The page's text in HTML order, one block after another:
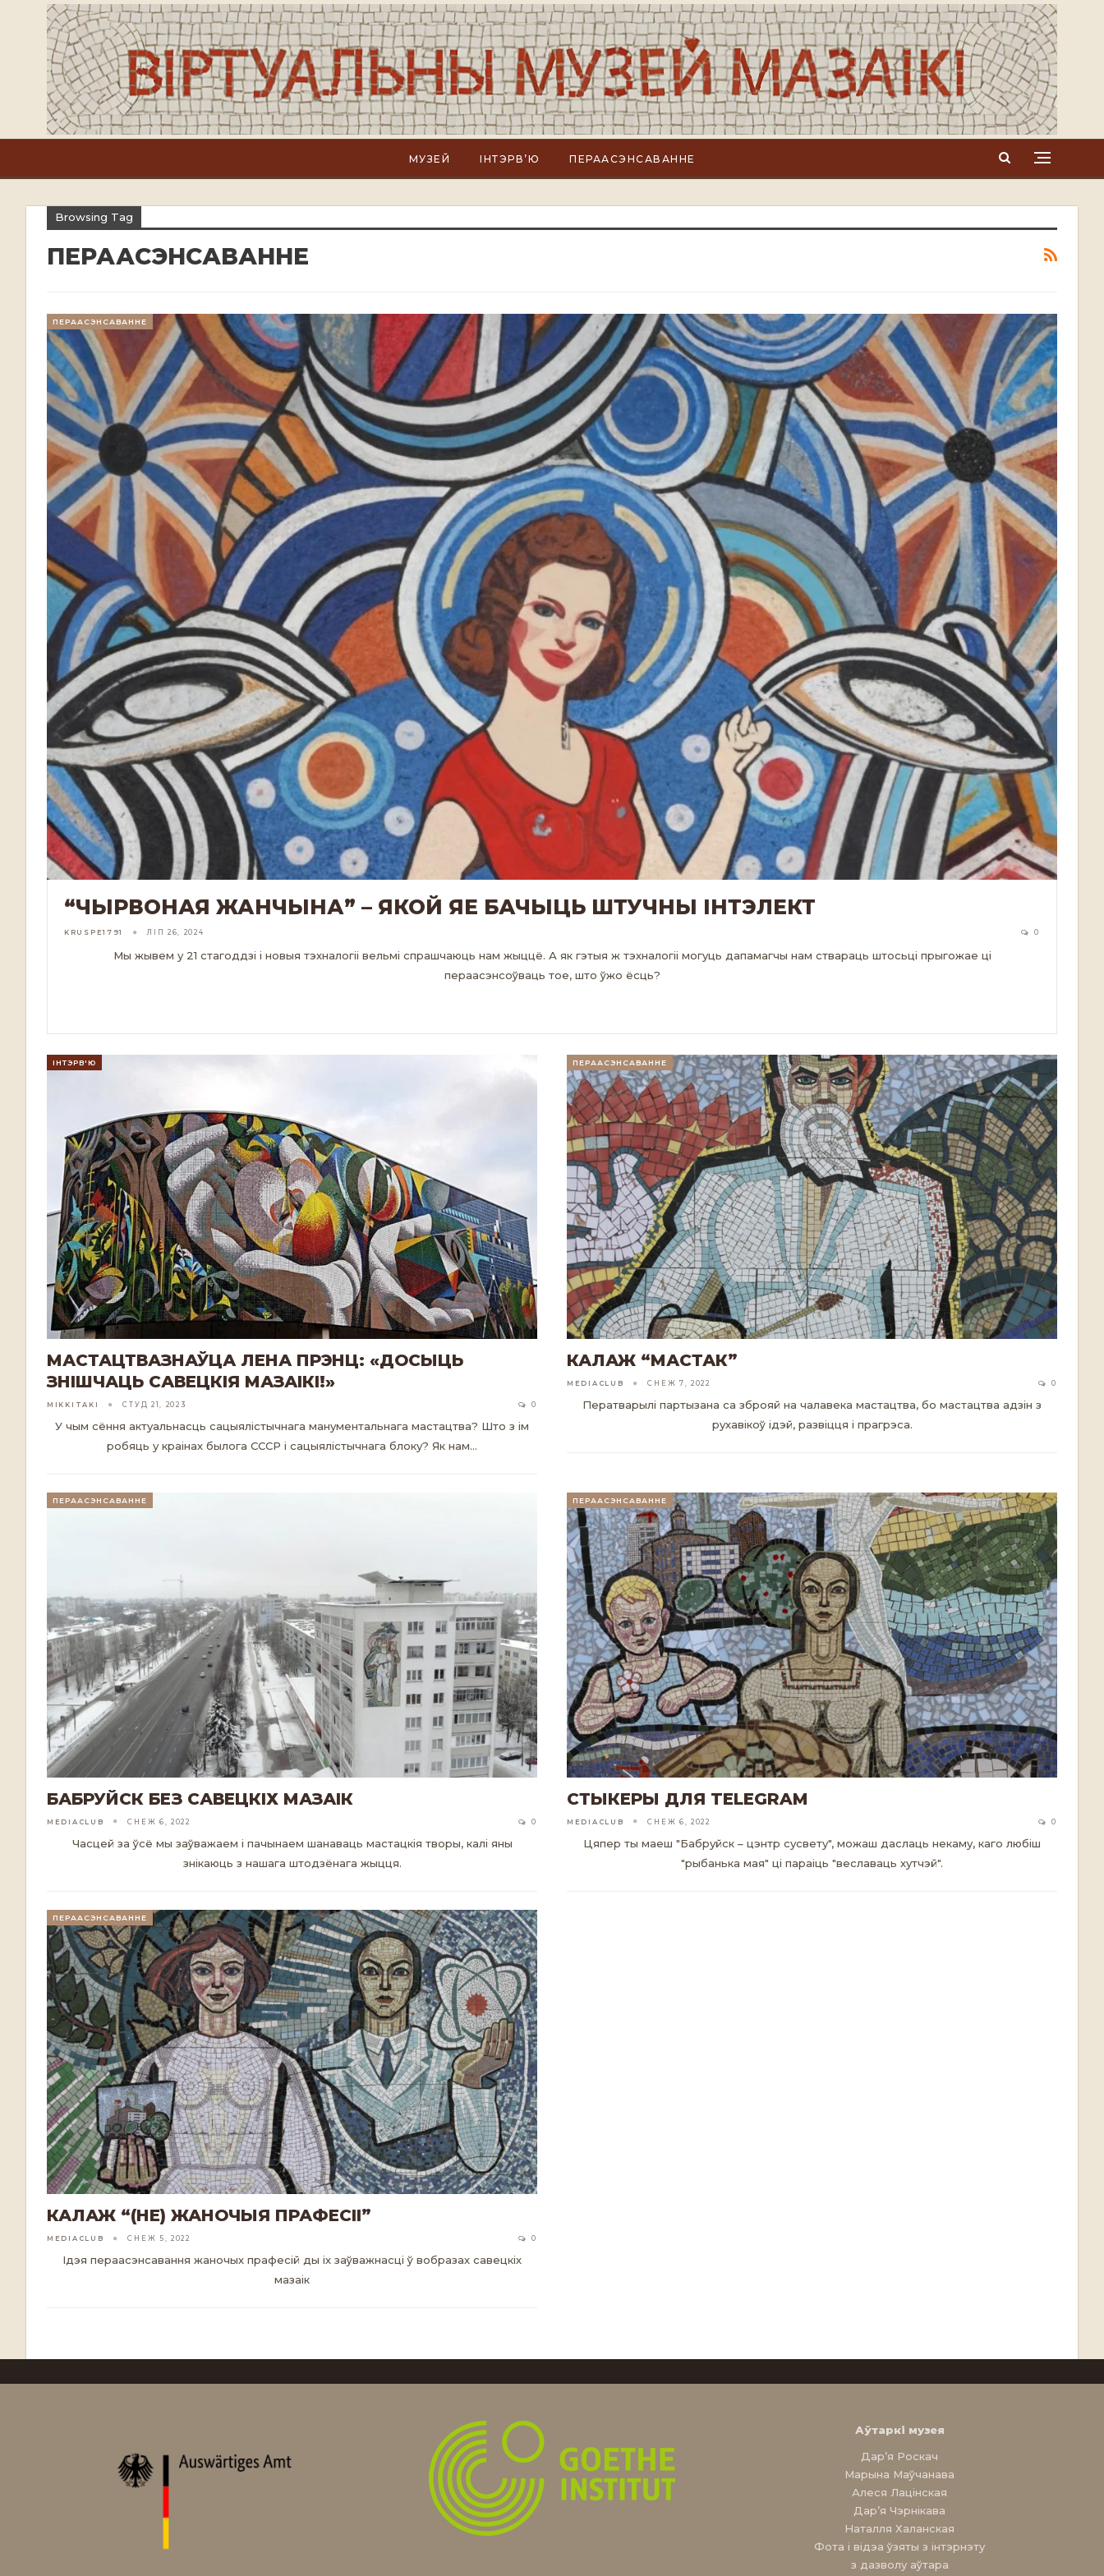
МУЗЕЙ ІНТЭРВ’Ю ПЕРААСЭНСАВАННЕ
Browsing Tag
ПЕРААСЭНСАВАННЕ
ПЕРААСЭНСАВАННЕ
“ЧЫРВОНАЯ ЖАНЧЫНА” – ЯКОЙ ЯЕ БАЧЫЦЬ ШТУЧНЫ ІНТЭЛЕКТ
KRUSPE1791 ЛІП 26, 2024 0
Мы жывем у 21 стагоддзі і новыя тэхналогіі вельмі спрашчаюць нам жыццё. А як гэтыя ж тэхналогіі могуць дапамагчы нам ствараць штосьці прыгожае ці
пераасэнсоўваць тое, што ўжо ёсць?
ІНТЭРВ'Ю
МАСТАЦТВАЗНАЎЦА ЛЕНА ПРЭНЦ: «ДОСЫЦЬ
ЗНІШЧАЦЬ САВЕЦКІЯ МАЗАІКІ!»
MIKKITAKI СТУД 21, 2023 0
У чым сёння актуальнасць сацыялістычнага манументальнага мастацтва? Што з ім
робяць у краінах былога СССР і сацыялістычнага блоку? Як нам…
ПЕРААСЭНСАВАННЕ
КАЛАЖ “МАСТАК”
MEDIACLUB СНЕЖ 7, 2022 0
Ператварылі партызана са зброяй на чалавека мастацтва, бо мастацтва адзін з
рухавікоў ідэй, развіцця і прагрэса.
ПЕРААСЭНСАВАННЕ
БАБРУЙСК БЕЗ САВЕЦКІХ МАЗАІК
MEDIACLUB СНЕЖ 6, 2022 0
Часцей за ўсё мы заўважаем і пачынаем шанаваць мастацкія творы, калі яны
знікаюць з нашага штодзёнага жыцця.
ПЕРААСЭНСАВАННЕ
СТЫКЕРЫ ДЛЯ TELEGRAM
MEDIACLUB СНЕЖ 6, 2022 0
Цяпер ты маеш "Бабруйск – цэнтр сусвету", можаш даслаць некаму, каго любіш
"рыбанька мая" ці параіць "веславаць хутчэй".
ПЕРААСЭНСАВАННЕ
КАЛАЖ “(НЕ) ЖАНОЧЫЯ ПРАФЕСІІ”
MEDIACLUB СНЕЖ 5, 2022 0
Ідэя пераасэнсавання жаночых прафесій ды іх заўважнасці ў вобразах савецкіх
мазаік
Аўтаркі музея
Дар’я Роскач
Марына Маўчанава
Алеся Лацінская
Дар’я Чэрнікава
Наталля Халанская
Фота і відэа ўзяты з інтэрнэту
з дазволу аўтара